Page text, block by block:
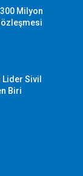
Milyon
Lider Sivil
Biri